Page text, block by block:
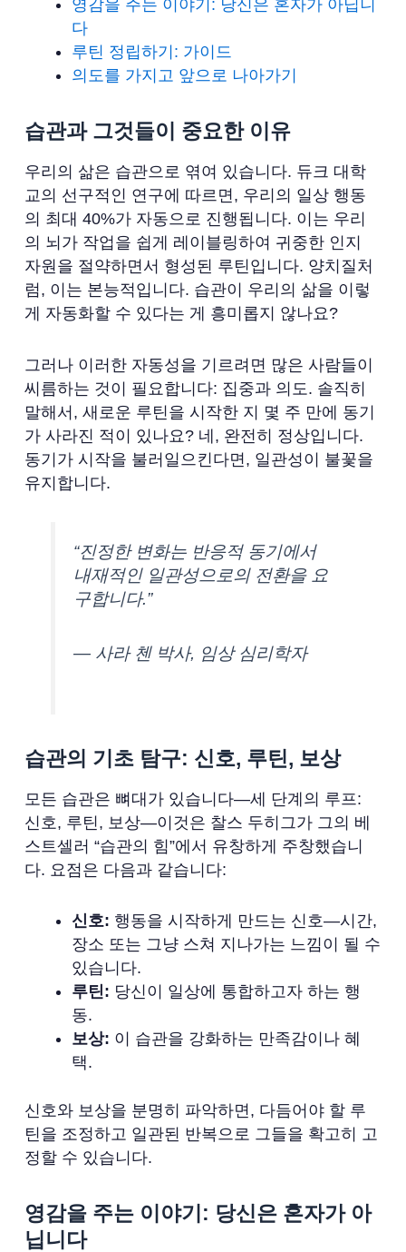
영감을 주는 이야기: 당신은 혼자가 아닙니
다
루틴 정립하기: 가이드
의도를 가지고 앞으로 나아가기
습관과 그것들이 중요한 이유
우리의 삶은 습관으로 엮여 있습니다. 듀크 대학
교의 선구적인 연구에 따르면, 우리의 일상 행동
의 최대 40%가 자동으로 진행됩니다. 이는 우리
의 뇌가 작업을 쉽게 레이블링하여 귀중한 인지
자원을 절약하면서 형성된 루틴입니다. 양치질처
럼, 이는 본능적입니다. 습관이 우리의 삶을 이렇
게 자동화할 수 있다는 게 흥미롭지 않나요?
그러나 이러한 자동성을 기르려면 많은 사람들이
씨름하는 것이 필요합니다: 집중과 의도. 솔직히
말해서, 새로운 루틴을 시작한 지 몇 주 만에 동기
가 사라진 적이 있나요? 네, 완전히 정상입니다.
동기가 시작을 불러일으킨다면, 일관성이 불꽃을
유지합니다.
“진정한 변화는 반응적 동기에서
내재적인 일관성으로의 전환을 요
구합니다.”
— 사라 첸 박사, 임상 심리학자
습관의 기초 탐구: 신호, 루틴, 보상
모든 습관은 뼈대가 있습니다—세 단계의 루프:
신호, 루틴, 보상—이것은 찰스 두히그가 그의 베
스트셀러 “습관의 힘”에서 유창하게 주창했습니
다. 요점은 다음과 같습니다:
신호: 행동을 시작하게 만드는 신호—시간,
장소 또는 그냥 스쳐 지나가는 느낌이 될 수
있습니다.
루틴: 당신이 일상에 통합하고자 하는 행
동.
보상: 이 습관을 강화하는 만족감이나 혜
택.
신호와 보상을 분명히 파악하면, 다듬어야 할 루
틴을 조정하고 일관된 반복으로 그들을 확고히 고
정할 수 있습니다.
영감을 주는 이야기: 당신은 혼자가 아
닙니다